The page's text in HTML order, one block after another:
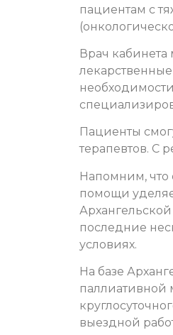
пациентам с
Врач
Пациенты
терапевтов. С
Напомним,
помощи
последние
условиях.
На базе
паллиативной
выездной